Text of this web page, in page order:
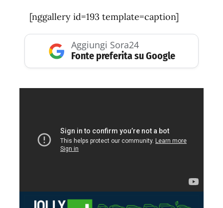
[nggallery id=193 template=caption]
Aggiungi Sora24
Fonte preferita su Google